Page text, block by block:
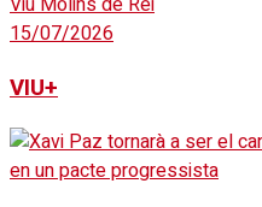
15/07/2026
VIU+